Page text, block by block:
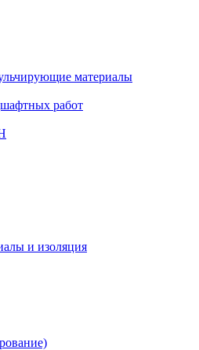
материалы
работ
и изоляция